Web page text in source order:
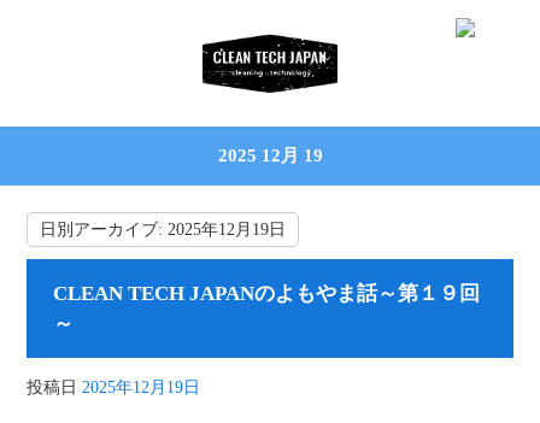
2025 12月 19
日別アーカイブ:2025年12月19日
CLEAN TECH JAPANのよもやま話～第１９回
～
投稿日 2025年12月19日